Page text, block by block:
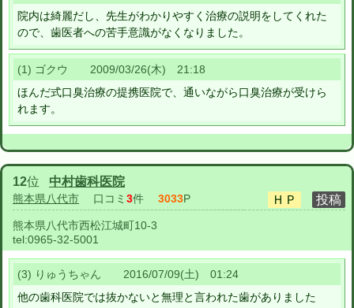
院内は綺麗だし、先生がわかりやすく治療の説明をしてくれた
ので、歯医者への苦手意識がなくなりました。
(1) ゴクウ 2009/03/26(木) 21:18
ほんだ式口臭治療の提携医院で、通いながら口臭治療が受けら
れます。
12位 中村歯科医院
熊本県八代市 口コミ 3件 3033P
熊本県八代市西松江城町10-3
tel:0965-32-5001
(3) りゅうちゃん 2016/07/09(土) 01:24
他の歯科医院では抜かないと無理と言われた歯がありました